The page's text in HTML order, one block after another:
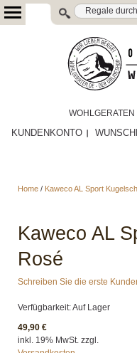
KUNDENKONTO
Home / Kaweco AL Sport
Kaweco AL
Rosé
Schreiben Sie die erste
Verfügbarkeit: Auf Lager
49,90 €
inkl. 19% MwSt. zzgl.